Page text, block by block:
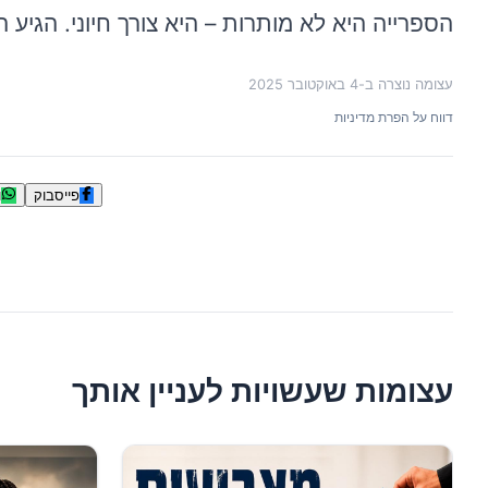
הספרייה היא לא מותרות – היא צורך חיוני. הגיע
עצומה נוצרה ב-4 באוקטובר 2025
דווח על הפרת מדיניות
פייסבוק
עצומות שעשויות לעניין אותך